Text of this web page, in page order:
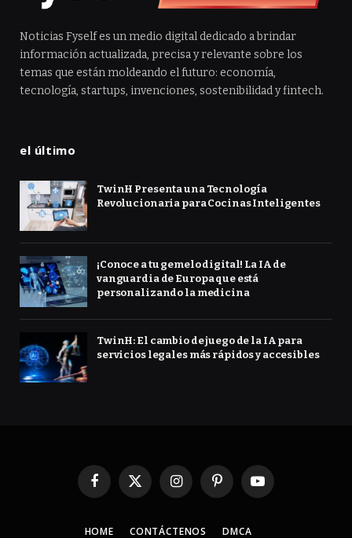
Noticias Fyself es un medio digital dedicado a brindar
información actualizada, precisa y relevante sobre los
temas que están moldeando el futuro: economía,
tecnología, startups, invenciones, sostenibilidad y fintech.
el último
TwinH Presenta una Tecnología
Revolucionaria para Cocinas Inteligentes
¡Conoce a tu gemelo digital! La IA de
vanguardia de Europa que está
personalizando la medicina
TwinH: El cambio de juego de la IA para
servicios legales más rápidos y accesibles
Facebook
X
InstagramPinterestYouTube
HOME CONTÁCTENOS DMCA